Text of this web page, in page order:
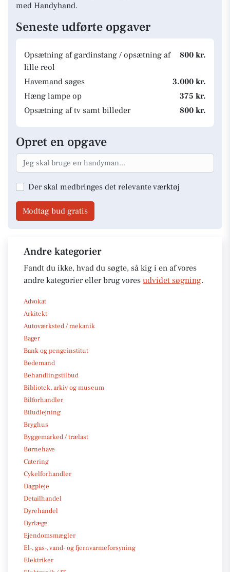
med Handyhand.
Seneste udførte opgaver
Opsætning af gardinstang / opsætning af
lille reol
800 kr.
Havemand søges
3.000 kr.
Hæng lampe op
375 kr.
Opsætning af tv samt billeder
800 kr.
Opret en opgave
Der skal medbringes det relevante værktøj
Modtag bud gratis
Andre kategorier
Fandt du ikke, hvad du søgte, så kig i en af vores
andre kategorier eller brug vores udvidet søgning.
Advokat
Arkitekt
Autoværksted / mekanik
Bager
Bank og pengeinstitut
Bedemand
Behandlingstilbud
Bibliotek, arkiv og museum
Bilforhandler
Biludlejning
Bryghus
Byggemarked / trælast
Børnehave
Catering
Cykelforhandler
Dagpleje
Detailhandel
Dyrehandel
Dyrlæge
Ejendomsmægler
El-, gas-, vand- og fjernvarmeforsyning
Elektriker